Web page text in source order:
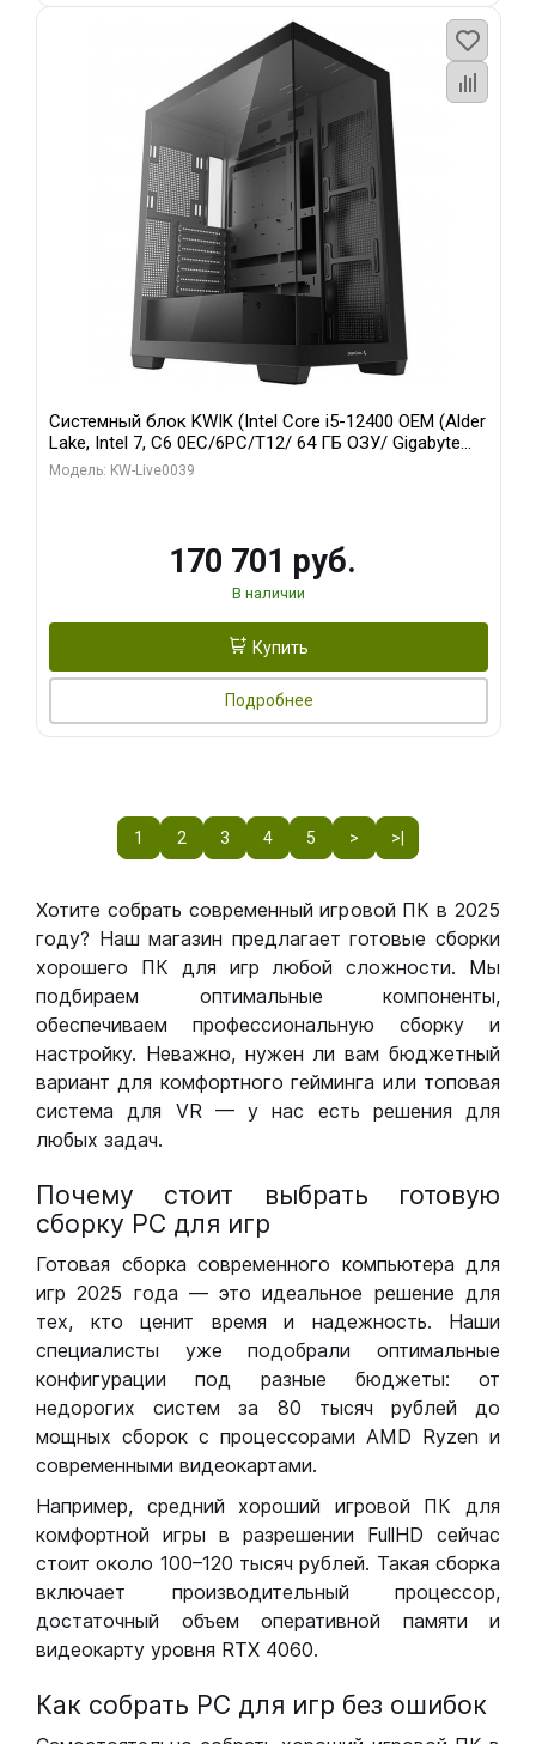
Системный блок KWIK (Intel Core i5-12400 OEM (Alder
Lake, Intel 7, C6 0EC/6PC/T12/ 64 ГБ ОЗУ/ Gigabyte
RX6500XT EAGLE 4G GDDR6 64bit HDMI DP 31055/ 512
Модель: KW-Live0039
170 701 руб.
В наличии
Купить
Подробнее
1 2 3 4 5 > >|
Хотите собрать современный игровой ПК в 2025
году? Наш магазин предлагает готовые сборки
хорошего ПК для игр любой сложности. Мы
подбираем оптимальные компоненты,
обеспечиваем профессиональную сборку и
настройку. Неважно, нужен ли вам бюджетный
вариант для комфортного гейминга или топовая
система для VR — у нас есть решения для
любых задач.
Почему стоит выбрать готовую
сборку РС для игр
Готовая сборка современного компьютера для
игр 2025 года — это идеальное решение для
тех, кто ценит время и надежность. Наши
специалисты уже подобрали оптимальные
конфигурации под разные бюджеты: от
недорогих систем за 80 тысяч рублей до
мощных сборок с процессорами AMD Ryzen и
современными видеокартами.
Например, средний хороший игровой ПК для
комфортной игры в разрешении FullHD сейчас
стоит около 100–120 тысяч рублей. Такая сборка
включает производительный процессор,
достаточный объем оперативной памяти и
видеокарту уровня RTX 4060.
Как собрать РС для игр без ошибок